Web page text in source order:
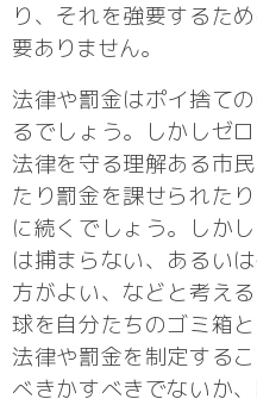
り、それを強要するた
要ありません。
法律や罰金はポイ捨て
るでしょう。しかしゼ
法律を守る理解ある市
たり罰金を課せられた
に続くでしょう。しか
は捕まらない、あるい
方がよい、などと考え
球を自分たちのゴミ箱
法律や罰金を制定する
べきかすべきでないか